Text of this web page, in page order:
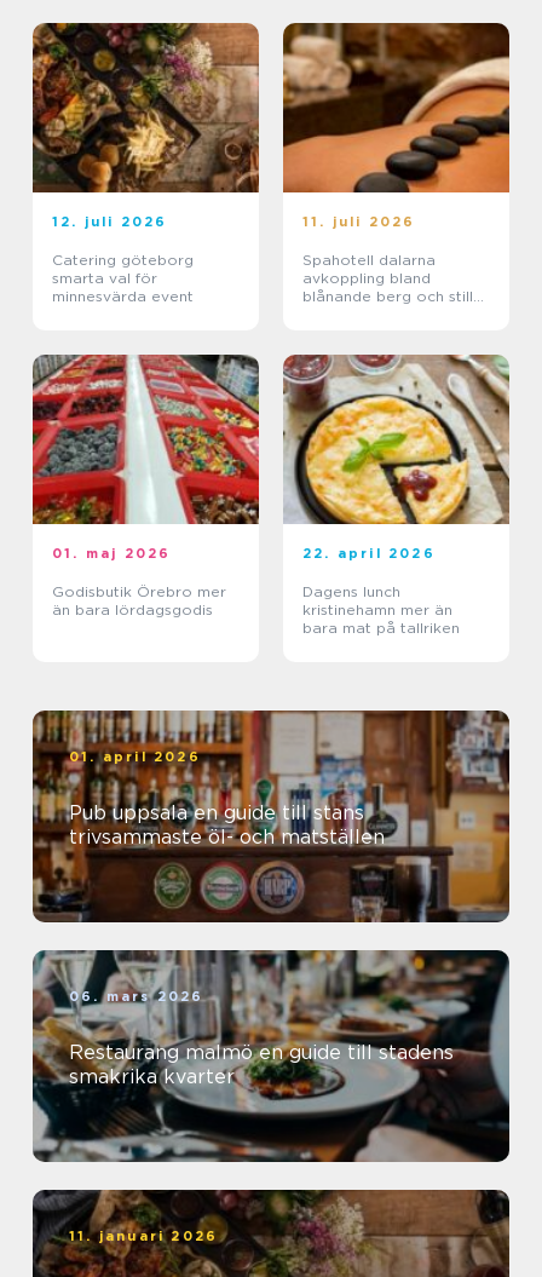
12. juli 2026
Catering göteborg
smarta val för
minnesvärda event
11. juli 2026
Spahotell dalarna
avkoppling bland
blånande berg och stilla
01. maj 2026
Godisbutik Örebro mer
än bara lördagsgodis
22. april 2026
Dagens lunch
kristinehamn mer än
bara mat på tallriken
01. april 2026
Pub uppsala en guide till stans
trivsammaste öl- och matställen
06. mars 2026
Restaurang malmö en guide till stadens
smakrika kvarter
11. januari 2026